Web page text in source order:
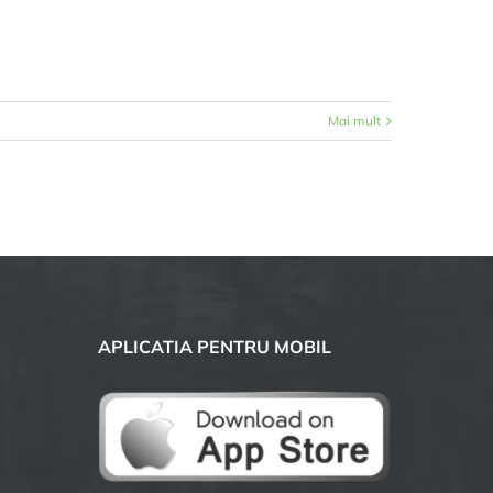
Mai mult
APLICATIA PENTRU MOBIL